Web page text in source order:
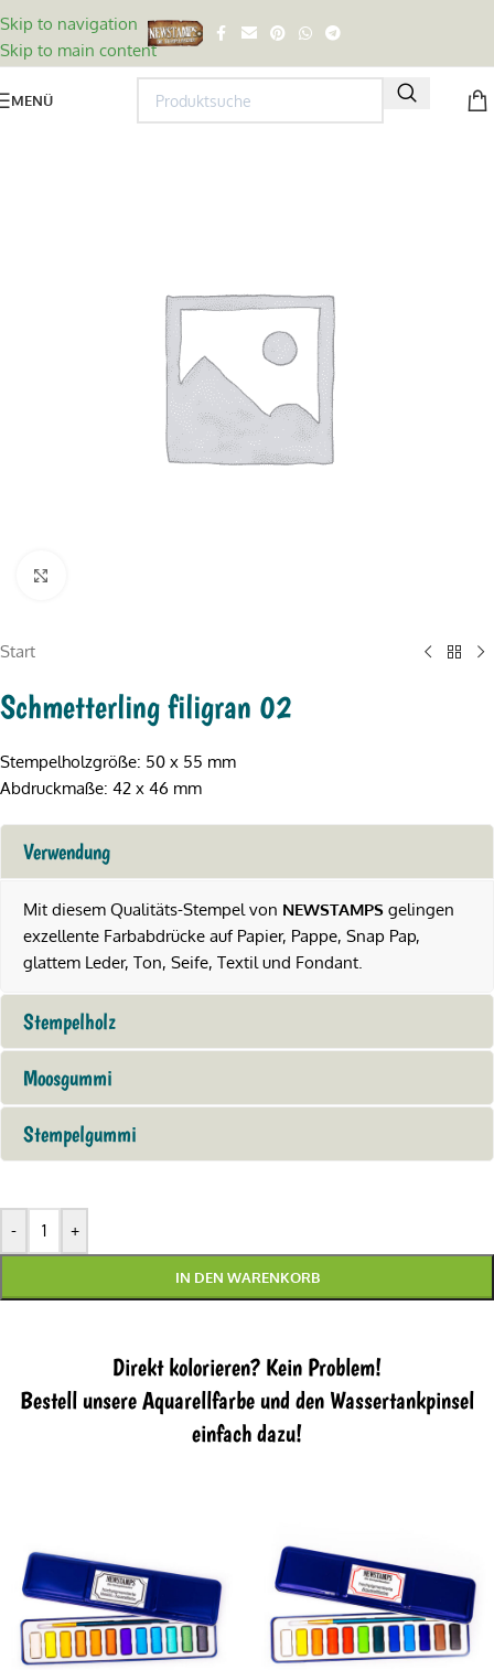
Skip to navigation
Skip to main content
MENÜ
Start
Schmetterling filigran 02
Stempelholzgröße: 50 x 55 mm
Abdruckmaße: 42 x 46 mm
Verwendung
Mit diesem Qualitäts-Stempel von NEWSTAMPS gelingen
exzellente Farbabdrücke auf Papier, Pappe, Snap Pap,
glattem Leder, Ton, Seife, Textil und Fondant.
Stempelholz
Moosgummi
Stempelgummi
- +
IN DEN WARENKORB
Direkt kolorieren? Kein Problem!
Bestell unsere Aquarellfarbe und den Wassertankpinsel
einfach dazu!